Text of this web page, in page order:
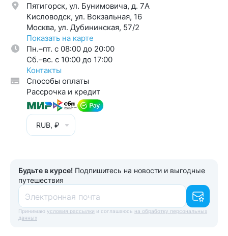
Пятигорск, ул. Бунимовича, д. 7A
Кисловодск, ул. Вокзальная, 16
Москва, ул. Дубининская, 57/2
Показать на карте
Пн.–пт. с 08:00 до 20:00
Cб.–вс. с 10:00 до 17:00
Контакты
Способы оплаты
Рассрочка и кредит
RUB, ₽
Будьте в курсе! Подпишитесь на новости и выгодные
путешествия
Электронная почта
Принимаю условия рассылки и соглашаюсь на обработку персональных
данных